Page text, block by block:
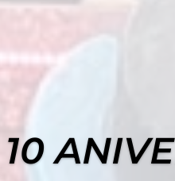
10